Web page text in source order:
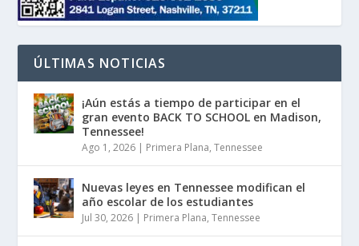
ÚLTIMAS NOTICIAS
¡Aún estás a tiempo de participar en el
gran evento BACK TO SCHOOL en Madison,
Tennessee!
Ago 1, 2026 | Primera Plana,Tennessee
Nuevas leyes en Tennessee modifican el
año escolar de los estudiantes
Jul 30, 2026 | Primera Plana,Tennessee